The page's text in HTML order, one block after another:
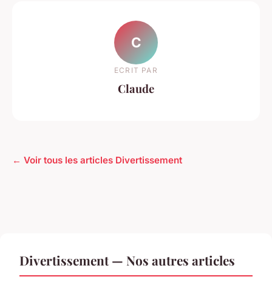
C
ECRIT PAR
Claude
← Voir tous les articles Divertissement
Divertissement — Nos autres articles